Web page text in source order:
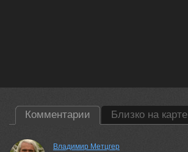
Комментарии Близко на карте
Владимир Метцгер